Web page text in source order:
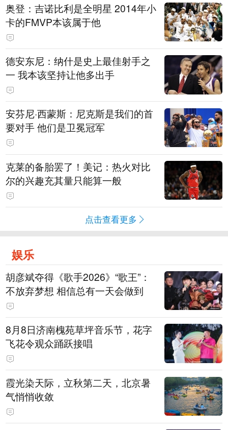
奥登：吉诺比利是全明星 2014年小
卡的FMVP本该属于他
德安东尼：纳什是史上最佳射手之
一 我本该坚持让他多出手
安芬尼·西蒙斯：尼克斯是我们的首
要对手 他们是卫冕冠军
克莱的备胎罢了！美记：热火对比
尔的兴趣充其量只能算一般
点击查看更多
娱乐
胡彦斌夺得《歌手2026》“歌王”：
不放弃梦想 相信总有一天会做到
8月8日济南槐苑草坪音乐节，花字
飞花令观众踊跃接唱
霞光染天际，立秋第二天，北京暑
气悄悄收敛